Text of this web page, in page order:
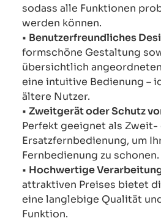
sodass alle Funktionen
werden können.
• Benutzerfreundliches
formschöne Gestaltung
übersichtlich
eine intuitive Bedienung –
ältere Nutzer.
• Zweitgerät oder Schutz
Perfekt geeignet als Zweit-
Ersatzfernbedienung, um
Fernbedienung zu schonen.
• Hochwertige
attraktiven Preises bietet
eine langlebige Qualität
Funktion.